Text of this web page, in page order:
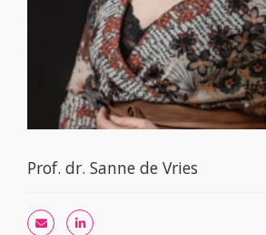
Prof. dr. Sanne de Vries